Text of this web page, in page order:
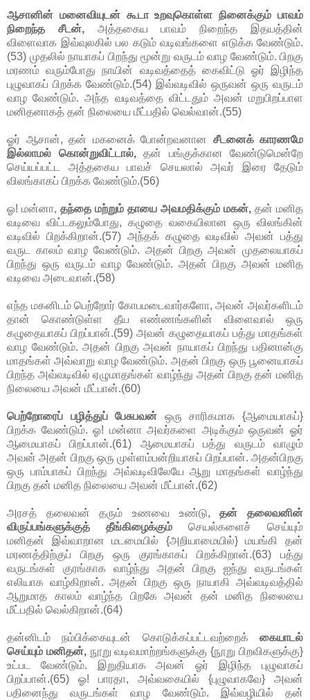
ஆசானின் மனைவியுடன் கூடா உறவுகொள்ள நினைக்கும் பாவம்
நிறைந்த சீடன்,அத்தகைய பாவம் நிறைந்த இதயத்தின்
விளைவாக இவ்வுலகில் பல கடும் வடிவங்களை எடுக்க வேண்டும்.
(53) முதலில் நாயாகப் பிறந்து மூன்று வருடம் வாழ வேண்டும். பிறகு
மரணம் வரும்போது நாயின் வடிவத்தைத் கைவிட்டு ஓர் இழிந்த
புழுவாகப் பிறக்க வேண்டும்.(54) இவ்வடிவில் ஒருவன் ஒரு வருடம்
வாழ வேண்டும். அந்த வடிவத்தை விட்டதும் அவன் மறுபிறப்பாள
மனிதனாகத் தன் நிலையை மீட்பதில் வெல்வான்.(55)
ஓர் ஆசான், தன் மகனைக் போன்றவனான சீடனைக் காரணமே
இல்லாமல் கொன்றுவிட்டால்,தன் பங்குக்கான வேண்டுமென்றே
செய்யப்பட்ட அத்தகைய பாவச் செயலால் அவர் இரை தேடும்
விலங்காகப் பிறக்க வேண்டும்.(56)
ஓ! மன்னா, தந்தை மற்றும் தாயை அவமதிக்கும் மகன், தன் மனித
வடிவை விட்டகலும்போது, கழுதை வகையிலான ஒரு விலங்கின்
வடிவில் பிறக்கிறான்.(57) அந்தக் கழுதை வடிவில் அவன் பத்து
வருட காலம் வாழ வேண்டும். அதன் பிறகு அவன் முதலையாகப்
பிறந்து ஒரு வருடம் வாழ வேண்டும். அதன் பிறகு அவன் மனித
வடிவை அடைவான்.(58)
எந்த மகனிடம் பெற்றோர் கோபமடைவார்களோ, அவன் அவர்களிடம்
தான் கொண்டுள்ள தீய எண்ணங்களின் விளைவால் ஒரு
கழுதையாகப் பிறப்பான்.(59) அவன் கழுதையாகப் பத்து மாதங்கள்
வாழ வேண்டும். அதன் பிறகு அவன் நாயாகப் பிறந்து பதினான்கு
மாதங்கள் அவ்வாறு வாழ வேண்டும். அதன் பிறகு ஒரு பூனையாகப்
பிறந்த அவ்வடிவில் ஏழுமாதங்கள் வாழ்ந்து அதன் பிறகு தன் மனித
நிலையை அவன் மீட்பான்.(60)
பெற்றோரைப் பழித்துப் பேசுபவன் ஒரு சாரிகமாக {ஆமையாகப்}
பிறக்க வேண்டும். ஓ! மன்னா அவர்களை அடிக்கும் ஒருவன் ஓர்
ஆமையாகப் பிறப்பான்.(61) ஆமையாகப் பத்து வருடம் வாழும்
அவன் அதன் பிறகு ஒரு முள்ளம்பன்றியாகப் பிறப்பான். அதன்பிறகு
ஒரு பாம்பாகப் பிறந்து அவ்வடிவிலேயே ஆறு மாதங்கள் வாழ்ந்து
பிறகு தன் மனித நிலையை அவன் மீட்பான்.(62)
அரசத் தலைவன் தரும் உணவை உண்டு,தன் தலைவனின்
விருப்பங்களுக்குத் தீங்கிழைக்கும் செயல்களைச் செய்யும்
மனிதன் இவ்வாறான மடமையில் {அறியாமையில்} மயங்கி தன்
மரணத்திற்குப் பிறகு ஒரு குரங்காகப் பிறக்கிறான்.(63) பத்து
வருடங்கள் குரங்காக வாழ்ந்து அதன் பிறகு ஐந்து வருடங்கள்
எலியாக வாழ்கிறான். அதன் பிறகு ஒரு நாயாகி அவ்வடிவத்தில்
ஆறுமாத காலம் வாழ்ந்த பிறகே அவன் தன் மனித நிலையை
மீட்பதில் வெல்கிறான்.(64)
தன்னிடம் நம்பிக்கையுடன் கொடுக்கப்பட்டவற்றைக் கையாடல்
செய்யும் மனிதன்,நூறு வடிவமாற்றங்களுக்கு {நூறு பிறவிகளுக்கு}
உட்பட வேண்டும். இறுதியாக அவன் ஓர் இழிந்த புழுவாகப்
பிறப்பான்.(65) ஓ! பாரதா, அவ்வகையில் {புழுவாகவே} அவன்
பதினைந்து வருடங்கள் வாழ வேண்டும். இவ்வழியில் தன்